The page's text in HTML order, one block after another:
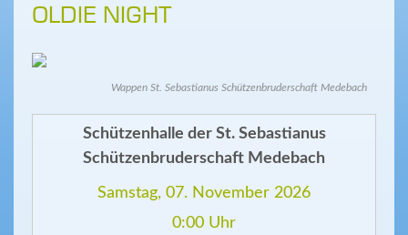
OLDIE NIGHT
Wappen St. Sebastianus Schützenbruderschaft Medebach
Schützenhalle der St. Sebastianus
Schützenbruderschaft Medebach
Samstag, 07. November 2026
0:00 Uhr